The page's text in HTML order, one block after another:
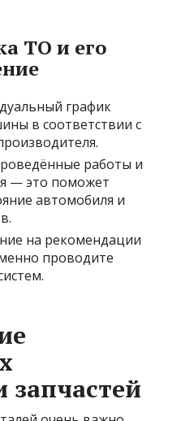
ТО и его
график
в соответствии с
работы и
— это поможет
автомобиля и
на рекомендации
проводите
запчастей